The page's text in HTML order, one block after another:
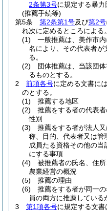
2条第3号に規定する暴力
(推薦手続等)
第5条
第2条第1号及び第2号
れ次に定めるところによる。
(1)
一般推薦は、美作市
名により、その代表者が
る。
(2)
団体推薦は、当該団
るものとする。
2
前項各号に定める文書に
のとする。
(1)
推薦する地区
(2)
推薦をする者の代表
性別
(3)
推薦をする者が法人
称、目的、代表者又は
成員たる資格その他の
にする事項
(4)
被推薦者の氏名、住
農業経営の概況
(5)
推薦の理由
(6)
推薦をする者が同一
員の両方に推薦している
3
第1項各号に規定する文